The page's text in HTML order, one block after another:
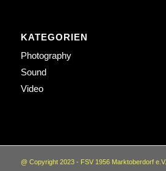
KATEGORIEN
Photography
Sound
Video
@ Copyright 2023 - FSV 1956 Marktoberdorf e.V.